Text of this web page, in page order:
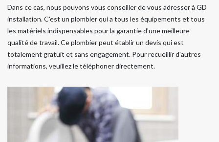
Dans ce cas, nous pouvons vous conseiller de vous adresser à GD
installation. C'est un plombier qui a tous les équipements et tous
les matériels indispensables pour la garantie d'une meilleure
qualité de travail. Ce plombier peut établir un devis qui est
totalement gratuit et sans engagement. Pour recueillir d'autres
informations, veuillez le téléphoner directement.